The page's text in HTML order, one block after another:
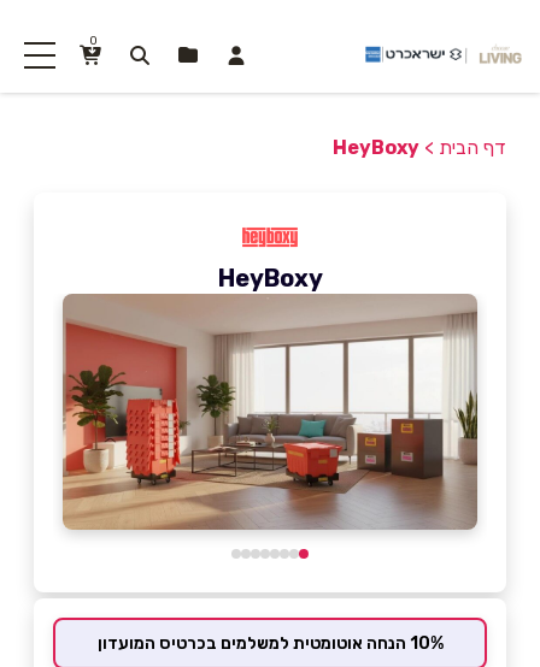
0
דף הבית >
HeyBoxy
HeyBoxy
10% הנחה אוטומטית למשלמים בכרטיס המועדון